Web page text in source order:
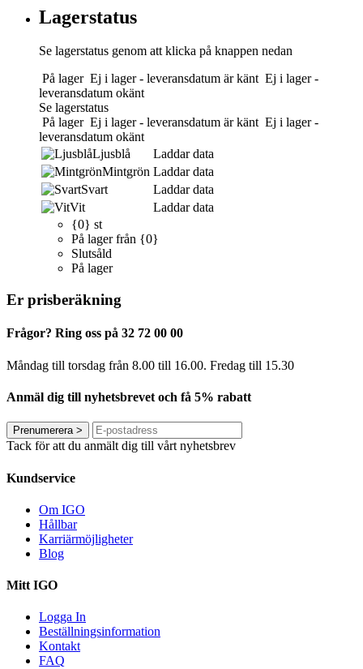
Lagerstatus
Se lagerstatus genom att klicka på knappen nedan
På lager Ej i lager - leveransdatum är känt Ej i lager -
leveransdatum okänt
Se lagerstatus
På lager Ej i lager - leveransdatum är känt Ej i lager -
leveransdatum okänt
Ljusblå
Laddar data
Mintgrön Laddar data
Svart
Laddar data
Vit
Laddar data
{0} st
På lager från {0}
Slutsåld
På lager
Er prisberäkning
Frågor? Ring oss på 32 72 00 00
Måndag till torsdag från 8.00 till 16.00. Fredag ​​till 15.30
Anmäl dig till nyhetsbrevet och få 5% rabatt
Prenumerera>
Tack för att du anmält dig till vårt nyhetsbrev
Kundservice
Om IGO
Hållbar
Karriärmöjligheter
Blog
Mitt IGO
Logga In
Beställningsinformation
Kontakt
FAQ